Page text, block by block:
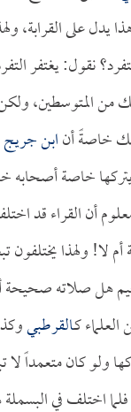
يدل على القرابة،
نقول: يغتفر
من المتوسطين،
خاصةً أنابن جريج
خاصة
أن القراء قد
لا! ولهذا
هل صلاته
كـالقرطبي
ولو كان متعمداً لا
فلما اختلف في